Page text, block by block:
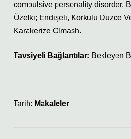
compulsive personality disorder.
Özelki; Endişeli, Korkulu Düzce
Karakerize Olmash.
Tavsiyeli Bağlantılar: Bekleyen
Tarih: Makaleler